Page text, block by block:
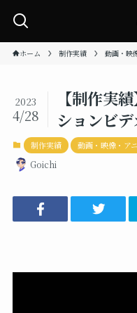
ホーム 制作実績 動画・映
【制作実
ションビ
2023
4/28
制作実績 動画・映像・ア
Goichi